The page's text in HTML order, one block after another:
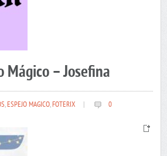
Mágico – Josefina
,ESPEJO MAGICO,FOTERIX 0